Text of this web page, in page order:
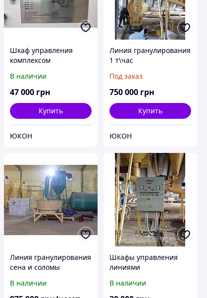
Шкаф управления
комплексом
1,5 с верхней и нижней
загрузкой
В наличии
47 000 грн
Купить
ЮКОН
Линия гранулирования
1 т\час
Под заказ
750 000 грн
Купить
ЮКОН
Линия гранулирования
сена и соломы
В наличии
Шкафы управления
линиями
-1,5 -0,8, линиями
В наличии